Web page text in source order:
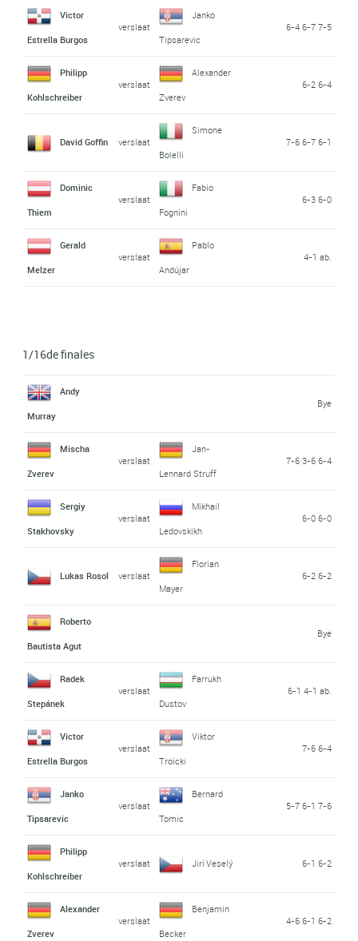
Victor
Estrella Burgos
verslaat
Janko
Tipsarevic
6-4 6-7 7-5
Philipp
Kohlschreiber
verslaat
Alexander
Zverev
6-2 6-4
David Goffin verslaat
Simone
Bolelli
7-6 6-7 6-1
Dominic
Thiem
verslaat
Fabio
Fognini
6-3 6-0
Gerald
Melzer
verslaat
Pablo
Andújar
4-1 ab.
1/16de finales
Andy
Murray
Bye
Mischa
Zverev
verslaat
Jan-
Lennard Struff
7-6 3-6 6-4
Sergiy
Stakhovsky
verslaat
Mikhail
Ledovskikh
6-0 6-0
Lukas Rosol verslaat
Florian
Mayer
6-2 6-2
Roberto
Bautista Agut
Bye
Radek
Stepánek
verslaat
Farrukh
Dustov
6-1 4-1 ab.
Victor
Estrella Burgos
verslaat
Viktor
Troicki
7-6 6-4
Janko
Tipsarevic
verslaat
Bernard
Tomic
5-7 6-1 7-6
Philipp
Kohlschreiber
verslaat Jirí Veselý 6-1 6-2
Alexander
Zverev
verslaat
Benjamin
Becker
4-6 6-1 6-2